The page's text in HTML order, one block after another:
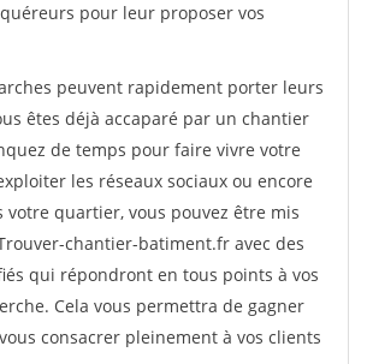
pour leur proposer vos
peuvent rapidement porter leurs
êtes déjà accaparé par un chantier
de temps pour faire vivre votre
les réseaux sociaux ou encore
votre quartier, vous pouvez être mis
chantier-batiment.fr avec des
qui répondront en tous points à vos
Cela vous permettra de gagner
consacrer pleinement à vos clients